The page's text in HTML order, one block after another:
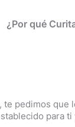
¿Por qué
pedimos que
para